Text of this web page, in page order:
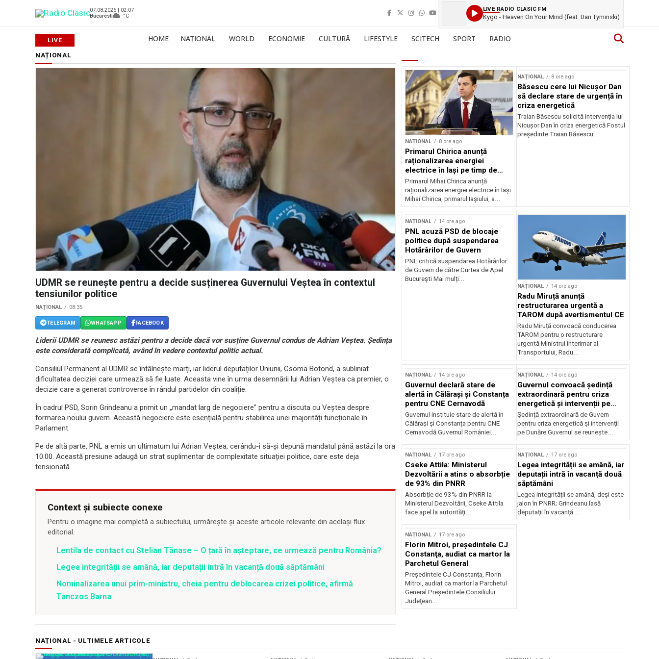
07.08.2026 | 02:07
Bucuresti
--°C
LIVE RADIO CLASIC FM
Kygo - Heaven On Your Mind (feat. Dan Tyminski)
HOME NAȚIONAL WORLD ECONOMIE CULTURĂ LIFESTYLE SCITECH SPORT RADIO
NAȚIONAL
UDMR se reunește pentru a decide susținerea Guvernului Veștea în contextul
tensiunilor politice
NAȚIONAL 08:35
TELEGRAM WHATSAPP FACEBOOK
Liderii UDMR se reunesc astăzi pentru a decide dacă vor susține Guvernul condus de Adrian Veștea. Ședința
este considerată complicată, având în vedere contextul politic actual.
Consiliul Permanent al UDMR se întâlnește marți, iar liderul deputaților Uniunii, Csoma Botond, a subliniat
dificultatea deciziei care urmează să fie luate. Aceasta vine în urma desemnării lui Adrian Veștea ca premier, o
decizie care a generat controverse în rândul partidelor din coaliție.
În cadrul PSD, Sorin Grindeanu a primit un „mandat larg de negociere” pentru a discuta cu Veștea despre
formarea noului guvern. Această negociere este esențială pentru stabilirea unei majorități funcționale în
Parlament.
Pe de altă parte, PNL a emis un ultimatum lui Adrian Veștea, cerându-i să-și depună mandatul până astăzi la ora
10.00. Această presiune adaugă un strat suplimentar de complexitate situației politice, care este deja
tensionată.
Context și subiecte conexe
Pentru o imagine mai completă a subiectului, urmărește și aceste articole relevante din același flux
editorial.
Lentila de contact cu Stelian Tănase – O țară în așteptare, ce urmează pentru România?
Legea integrității se amână, iar deputații intră în vacanță două săptămâni
Nominalizarea unui prim-ministru, cheia pentru deblocarea crizei politice, afirmă
Tanczos Barna
NAȚIONAL 8 ore ago
Primarul Chirica anunță
raționalizarea energiei
electrice în Iași pe timp de
noapte
Primarul Mihai Chirica anunță
raționalizarea energiei electrice în Iași
Mihai Chirica, primarul Iașiului, a...
NAȚIONAL 8 ore ago
Băsescu cere lui Nicușor Dan
să declare stare de urgență în
criza energetică
Traian Băsescu solicită intervenția lui
Nicușor Dan în criza energetică Fostul
președinte Traian Băsescu...
NAȚIONAL 14 ore ago
PNL acuză PSD de blocaje
politice după suspendarea
Hotărârilor de Guvern
PNL critică suspendarea Hotărârilor
de Guvern de către Curtea de Apel
București Mai mulți...
NAȚIONAL 14 ore ago
Radu Miruță anunță
restructurarea urgentă a
TAROM după avertismentul CE
Radu Miruță convoacă conducerea
TAROM pentru o restructurare
urgentă Ministrul interimar al
Transportului, Radu...
NAȚIONAL 14 ore ago
Guvernul declară stare de
alertă în Călărași și Constanța
pentru CNE Cernavodă
Guvernul instituie stare de alertă în
Călărași și Constanța pentru CNE
Cernavodă Guvernul României...
NAȚIONAL 14 ore ago
Guvernul convoacă ședință
extraordinară pentru criza
energetică și intervenții pe
Dunăre
Ședință extraordinară de Guvern
pentru criza energetică și intervenții
pe Dunăre Guvernul se reunește...
NAȚIONAL 17 ore ago
Cseke Attila: Ministerul
Dezvoltării a atins o absorbție
de 93% din PNRR
Absorbție de 93% din PNRR la
Ministerul Dezvoltării, Cseke Attila
face apel la autorități...
NAȚIONAL 17 ore ago
Legea integrității se amână, iar
deputații intră în vacanță două
săptămâni
Legea integrității se amână, deși este
jalon în PNRR; Grindeanu lasă
deputații în vacanță...
NAȚIONAL 17 ore ago
Florin Mitroi, preşedintele CJ
Constanţa, audiat ca martor la
Parchetul General
Preşedintele CJ Constanţa, Florin
Mitroi, audiat ca martor la Parchetul
General Preşedintele Consiliului
Judeţean...
NAȚIONAL - ULTIMELE ARTICOLE